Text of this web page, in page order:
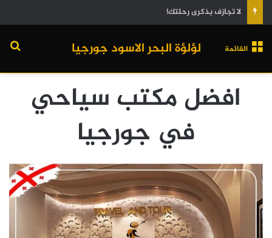
لا تجازف بذكرى رحلتك!
لؤلؤة البحر الاسود جورجيا القائمة
افضل مكتب سياحي
في جورجيا